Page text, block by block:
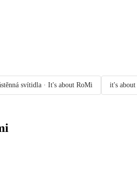
svítidla · It's about RoMi it's